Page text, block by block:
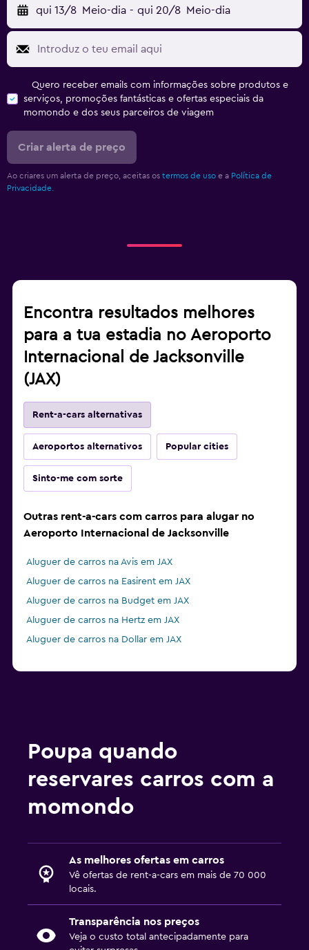
qui 13/8 Meio-dia - qui 20/8 Meio-dia
Quero receber emails com informações sobre produtos e
serviços, promoções fantásticas e ofertas especiais da
momondo e dos seus parceiros de viagem
Criar alerta de preço
Ao criares um alerta de preço, aceitas os termos de uso e a Política de
Privacidade.
Encontra resultados melhores
para a tua estadia no Aeroporto
Internacional de Jacksonville
(JAX)
Rent-a-cars alternativas
Aeroportos alternativos Popular cities
Sinto-me com sorte
Outras rent-a-cars com carros para alugar no
Aeroporto Internacional de Jacksonville
Aluguer de carros na Avis em JAX
Aluguer de carros na Easirent em JAX
Aluguer de carros na Budget em JAX
Aluguer de carros na Hertz em JAX
Aluguer de carros na Dollar em JAX
Poupa quando
reservares carros com a
momondo
As melhores ofertas em carros
Vê ofertas de rent-a-cars em mais de 70 000
locais.
Transparência nos preços
Veja o custo total antecipadamente para